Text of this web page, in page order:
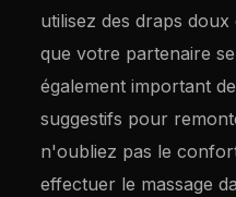
utilisez des draps
que votre partenaire
également important
suggestifs pour
n'oubliez pas le
effectuer le massage